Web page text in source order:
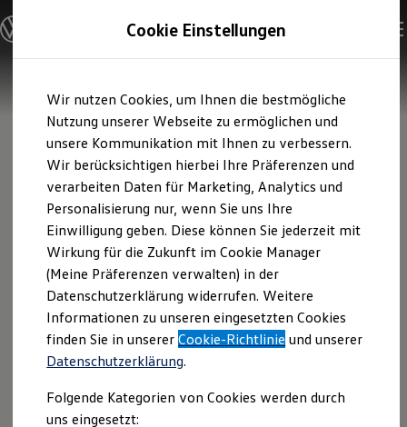
Hauptinhalt
springen
Footer
springen
Modelle & Konfigurator
Nutzfahrzeugkategorien entdecken
Modelle konfigurieren
Vorgängermodelle und Oldtimer
Vorgängermodelle
Oldtimer
Bulli Historie
Branchenlösungen & Gewerbekunden
Umbaulösungen und Hersteller finden
Auf- und Umbauten entdecken & konfigurieren
Groß- und Sonderkunden
Großkunden
Kommunen & Behörden
Journalisten
Sportvereine
Branchenlösungen
Bau & Handwerk
Gewerbliche Personenbeförderung
Service & mobile Werkstätten
Kurier, Logistik & Handel
Feuerwehr
Rettungsdienste
Cookie Einstellungen
Wir nutzen Cookies, um Ihnen die bestmögliche
Nutzung unserer Webseite zu ermöglichen und
unsere Kommunikation mit Ihnen zu verbessern.
Wir berücksichtigen hierbei Ihre Präferenzen und
verarbeiten Daten für Marketing, Analytics und
Personalisierung nur, wenn Sie uns Ihre
Einwilligung geben. Diese können Sie jederzeit mit
Wirkung für die Zukunft im Cookie Manager
(Meine Präferenzen verwalten) in der
Datenschutzerklärung widerrufen. Weitere
Informationen zu unseren eingesetzten Cookies
finden Sie in unsererCookie-Richtlinie und unserer
Datenschutzerklärung.
Folgende Kategorien von Cookies werden durch
uns eingesetzt: